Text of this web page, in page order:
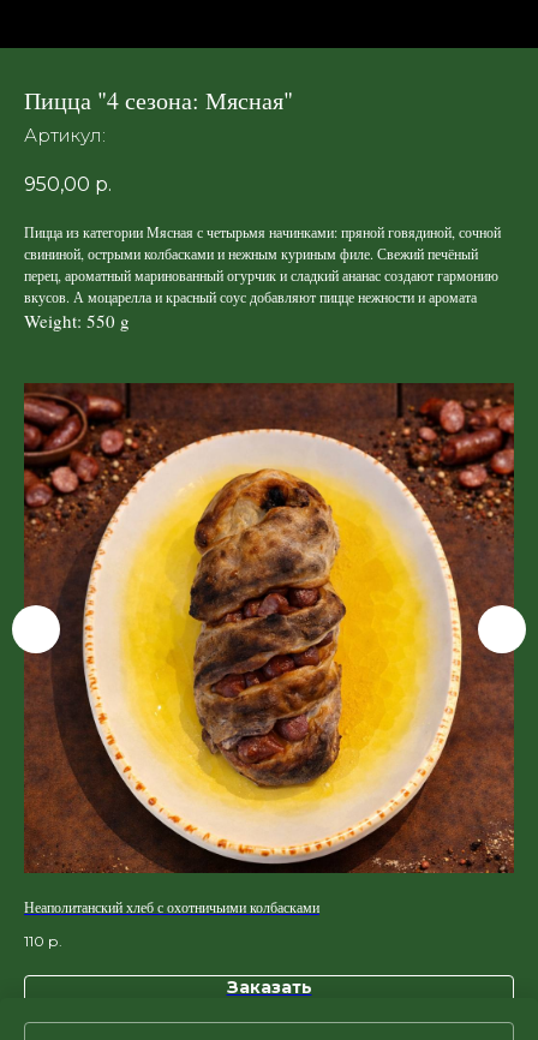
Пицца "4 сезона: Мясная"
Артикул:
950,00 р.
Пицца из категории Мясная с четырьмя начинками: пряной говядиной, сочной
свининой, острыми колбасками и нежным куриным филе. Свежий печёный
перец, ароматный маринованный огурчик и сладкий ананас создают гармонию
вкусов. А моцарелла и красный соус добавляют пицце нежности и аромата
Weight: 550 g
Неаполитанский хлеб с охотничьими колбасками
110 р.
Заказать